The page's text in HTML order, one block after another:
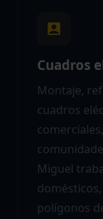
Cuadros
Montaje,
cuadros
Miguel
polígonos